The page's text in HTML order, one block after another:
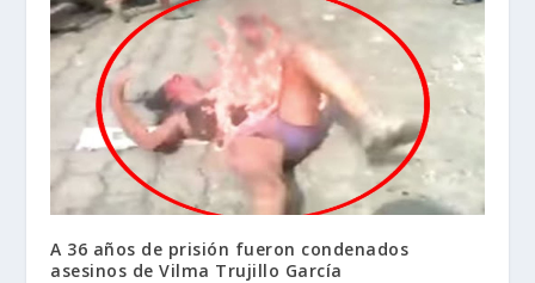
A 36 años de prisión fueron condenados
asesinos de Vilma Trujillo García